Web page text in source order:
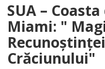
SUA –
Miami: "
Crăciunului"